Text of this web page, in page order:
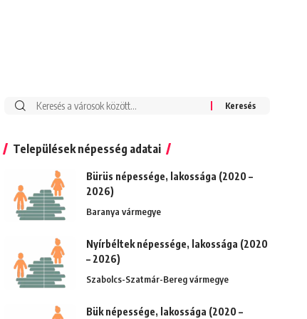
Keresés:
Települések népesség adatai
Bürüs népessége, lakossága (2020 –
2026)
Baranya vármegye
Nyírbéltek népessége, lakossága (2020
– 2026)
Szabolcs-Szatmár-Bereg vármegye
Bük népessége, lakossága (2020 –